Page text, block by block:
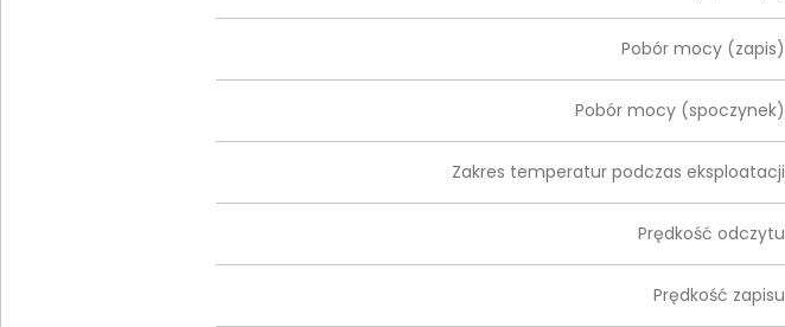
Pobór mocy (zapis)
Pobór mocy (spoczynek)
Zakres temperatur podczas eksploatacji
Prędkość odczytu
Prędkość zapisu